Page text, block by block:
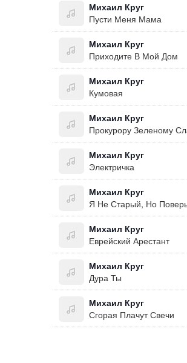
Михаил Круг
Пусти Меня Мама
Михаил Круг
Приходите В Мой Дом
Михаил Круг
Кумовая
Михаил Круг
Прокурору Зеленому
Михаил Круг
Электричка
Михаил Круг
Я Не Старый, Но
Михаил Круг
Еврейский Арестант
Михаил Круг
Дура Ты
Михаил Круг
Сгорая Плачут Свечи